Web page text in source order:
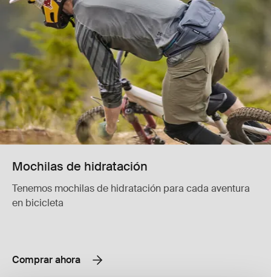
Mochilas de hidratación
Tenemos mochilas de hidratación para cada aventura
en bicicleta
Comprar ahora